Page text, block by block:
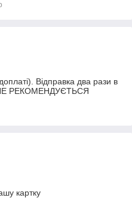
Відправка два рази в
НЕ РЕКОМЕНДУЄТЬСЯ
картку